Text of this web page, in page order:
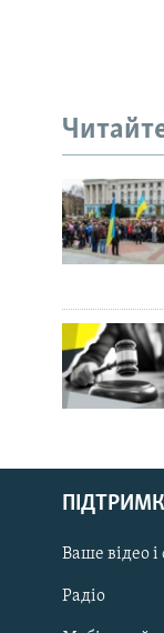
Русский
Qırımtatar
ДОЛУЧАЙСЯ!
Ваше відео і
Радіо